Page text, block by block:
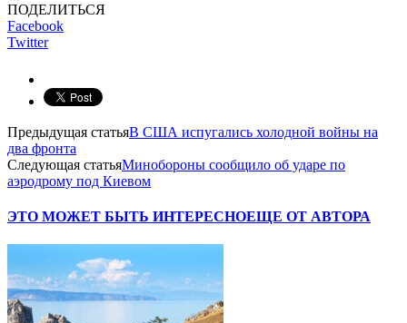
ПОДЕЛИТЬСЯ
Facebook
Twitter
Предыдущая статьяВ США испугались холодной войны на
два фронта
Следующая статьяМинобороны сообщило об ударе по
аэродрому под Киевом
ЭТО МОЖЕТ БЫТЬ ИНТЕРЕСНОЕЩЕ ОТ АВТОРА